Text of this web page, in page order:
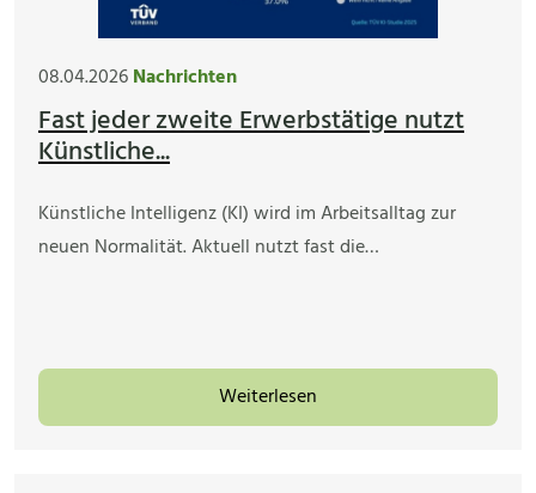
08.04.2026Nachrichten
Fast jeder zweite Erwerbstätige nutzt
Künstliche...
Künstliche Intelligenz (KI) wird im Arbeitsalltag zur
neuen Normalität. Aktuell nutzt fast die…
Weiterlesen